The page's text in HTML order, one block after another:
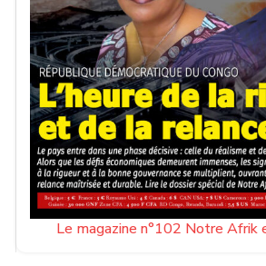
Le magazine n°102 Notre Afrik